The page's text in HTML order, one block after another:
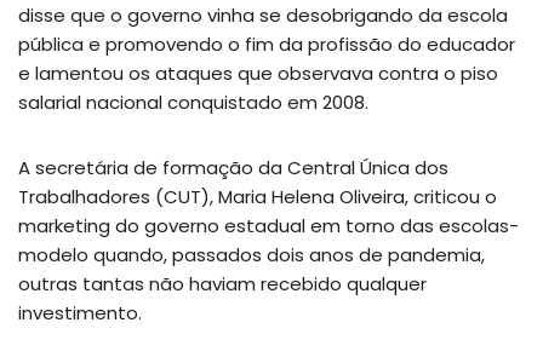
disse que o governo vinha se desobrigando da escola
pública e promovendo o fim da profissão do educador
e lamentou os ataques que observava contra o piso
salarial nacional conquistado em 2008.
A secretária de formação da Central Única dos
Trabalhadores (CUT), Maria Helena Oliveira, criticou o
marketing do governo estadual em torno das escolas-
modelo quando, passados dois anos de pandemia,
outras tantas não haviam recebido qualquer
investimento.